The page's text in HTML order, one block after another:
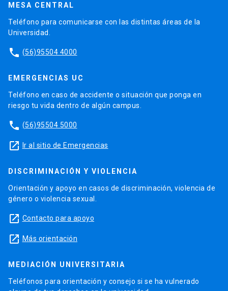
MESA CENTRAL
Teléfono para comunicarse con las distintas áreas de la
Universidad.
phone (56)95504 4000
EMERGENCIAS UC
Teléfono en caso de accidente o situación que ponga en
riesgo tu vida dentro de algún campus.
phone (56)95504 5000
launch Ir al sitio de Emergencias
DISCRIMINACIÓN Y VIOLENCIA
Orientación y apoyo en casos de discriminación, violencia de
género o violencia sexual.
launch Contacto para apoyo
launch Más orientación
MEDIACIÓN UNIVERSITARIA
Teléfonos para orientación y consejo si se ha vulnerado